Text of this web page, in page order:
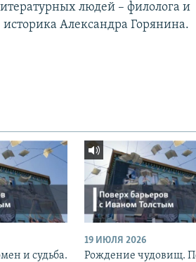
людей – филолога и
Александра Горянина.
и судьба.
19 ИЮЛЯ 2026
Рождение чудовищ.